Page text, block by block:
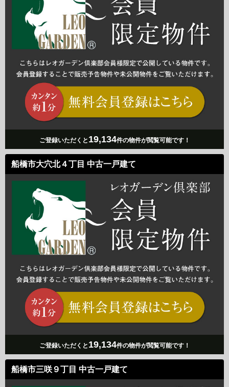
ご登録いただくと 19,134件の物件が閲覧可能です！
船橋市大穴北４丁目 中古一戸建て
ご登録いただくと 19,134件の物件が閲覧可能です！
船橋市三咲９丁目 中古一戸建て